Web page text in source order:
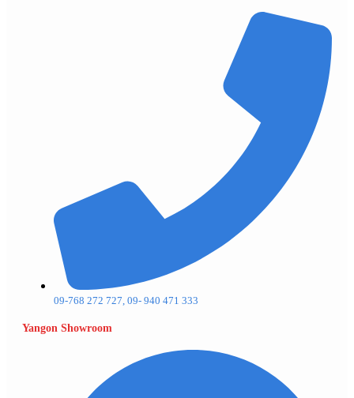
09-768 272 727, 09- 940 471 333
Yangon Showroom